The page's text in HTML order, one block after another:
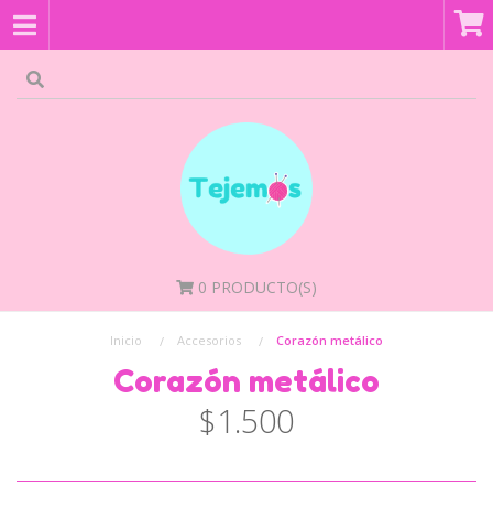
0 PRODUCTO(S)
Inicio Accesorios Corazón metálico
Corazón metálico
$1.500